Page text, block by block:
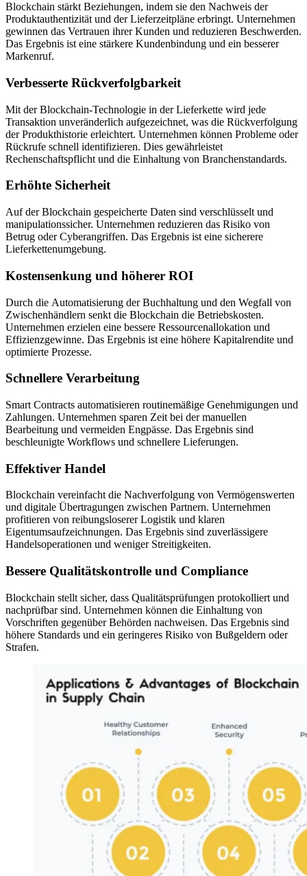
Blockchain stärkt Beziehungen, indem sie den Nachweis der
Produktauthentizität und der Lieferzeitpläne erbringt. Unternehmen
gewinnen das Vertrauen ihrer Kunden und reduzieren Beschwerden.
Das Ergebnis ist eine stärkere Kundenbindung und ein besserer
Markenruf.
Verbesserte Rückverfolgbarkeit
Mit der Blockchain-Technologie in der Lieferkette wird jede
Transaktion unveränderlich aufgezeichnet, was die Rückverfolgung
der Produkthistorie erleichtert. Unternehmen können Probleme oder
Rückrufe schnell identifizieren. Dies gewährleistet
Rechenschaftspflicht und die Einhaltung von Branchenstandards.
Erhöhte Sicherheit
Auf der Blockchain gespeicherte Daten sind verschlüsselt und
manipulationssicher. Unternehmen reduzieren das Risiko von
Betrug oder Cyberangriffen. Das Ergebnis ist eine sicherere
Lieferkettenumgebung.
Kostensenkung und höherer ROI
Durch die Automatisierung der Buchhaltung und den Wegfall von
Zwischenhändlern senkt die Blockchain die Betriebskosten.
Unternehmen erzielen eine bessere Ressourcenallokation und
Effizienzgewinne. Das Ergebnis ist eine höhere Kapitalrendite und
optimierte Prozesse.
Schnellere Verarbeitung
Smart Contracts automatisieren routinemäßige Genehmigungen und
Zahlungen. Unternehmen sparen Zeit bei der manuellen
Bearbeitung und vermeiden Engpässe. Das Ergebnis sind
beschleunigte Workflows und schnellere Lieferungen.
Effektiver Handel
Blockchain vereinfacht die Nachverfolgung von Vermögenswerten
und digitale Übertragungen zwischen Partnern. Unternehmen
profitieren von reibungsloserer Logistik und klaren
Eigentumsaufzeichnungen. Das Ergebnis sind zuverlässigere
Handelsoperationen und weniger Streitigkeiten.
Bessere Qualitätskontrolle und Compliance
Blockchain stellt sicher, dass Qualitätsprüfungen protokolliert und
nachprüfbar sind. Unternehmen können die Einhaltung von
Vorschriften gegenüber Behörden nachweisen. Das Ergebnis sind
höhere Standards und ein geringeres Risiko von Bußgeldern oder
Strafen.